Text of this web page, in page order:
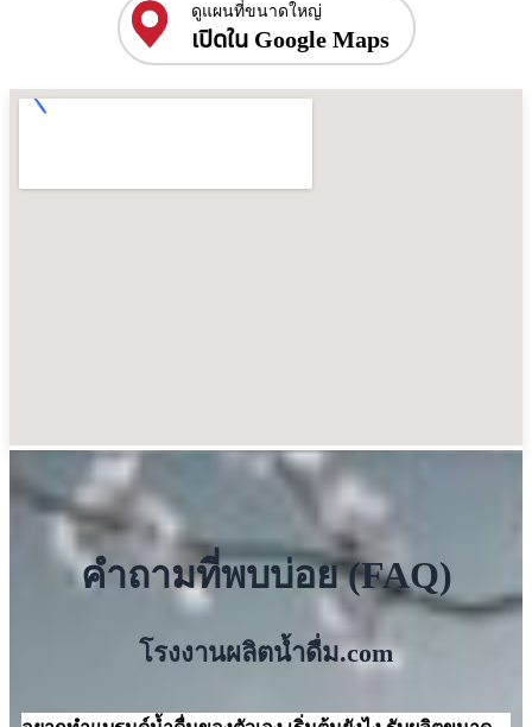
ดูแผนที่ขนาดใหญ่
เปิดใน Google Maps
คำถามที่พบบ่อย (FAQ)
โรงงานผลิตน้ำดื่ม.com